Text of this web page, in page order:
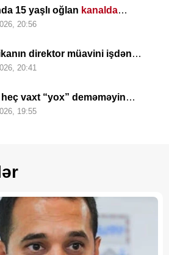
15 yaşlı oğlan kanalda
20:56
direktor müavini işdən
FOTO
20:41
vaxt “yox” deməməyin
–Psixoloqdan
XƏBƏRDARLIQ
19:55